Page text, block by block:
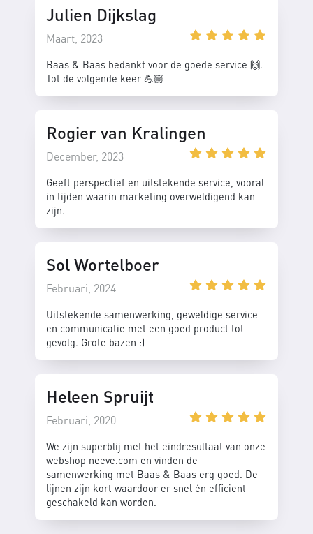
Julien Dijkslag
Maart, 2023
Baas & Baas bedankt voor de goede service 🙌.
Tot de volgende keer 💪🏼
Rogier van Kralingen
December, 2023
Geeft perspectief en uitstekende service, vooral
in tijden waarin marketing overweldigend kan
zijn.
Sol Wortelboer
Februari, 2024
Uitstekende samenwerking, geweldige service
en communicatie met een goed product tot
gevolg. Grote bazen :)
Heleen Spruijt
Februari, 2020
We zijn superblij met het eindresultaat van onze
webshop neeve.com en vinden de
samenwerking met Baas & Baas erg goed. De
lijnen zijn kort waardoor er snel én efficient
geschakeld kan worden.